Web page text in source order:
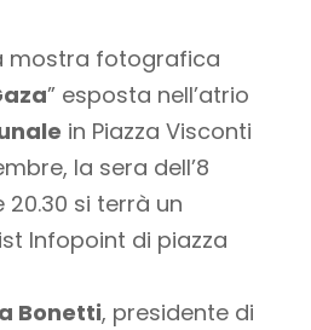
mostra fotografica
” esposta nell’atrio
in Piazza Visconti
la sera dell’8
si terrà un
Infopoint di piazza
Bonetti, presidente di